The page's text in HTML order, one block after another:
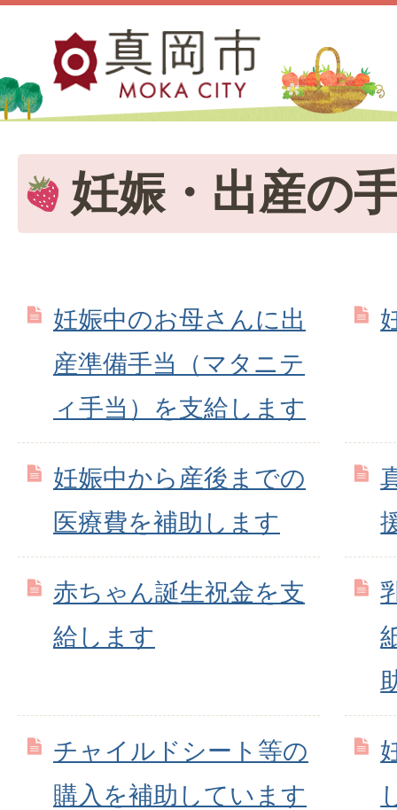
妊娠・出産の
妊娠中のお母さんに出
産準備手当（マタニテ
ィ手当）を支給します
妊娠中から産後までの
医療費を補助します
赤ちゃん誕生祝金を支
給します
チャイルドシート等の
購入を補助しています